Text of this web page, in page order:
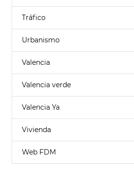
Tráfico
Urbanismo
Valencia
Valencia verde
Valencia Ya
Vivienda
Web FDM